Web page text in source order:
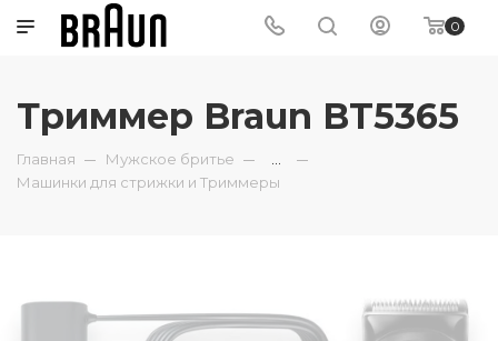
0
Триммер Braun BT5365
Главная Мужское бритье
Машинки для стрижки и Триммеры